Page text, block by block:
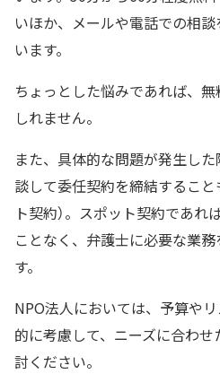
いほか、メールや電話での相
います。
ちょっとした悩みであれば、
しれません。
また、具体的な問題が発生し
談して委任契約を締結すること
ト契約）。スポット契約であれ
ことなく、弁護士に必要な業
す。
NPO法人においては、予算や
的に考慮して、ニーズに合わ
討ください。